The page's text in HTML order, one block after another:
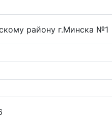
району г.Минска №1